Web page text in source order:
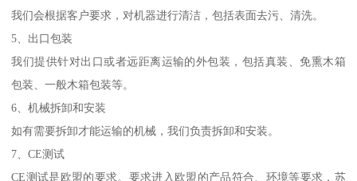
我们会根据客户要求，对机器进行清洁，包括表面去污、清洗。
5、出口包装
我们提供针对出口或者远距离运输的外包装，包括真装、免熏木箱
包装、一般木箱包装等。
6、机械拆卸和安装
如有需要拆卸才能运输的机械，我们负责拆卸和安装。
7、CE测试
CE测试是欧盟的要求。要求进入欧盟的产品符合、环境等要求，苏